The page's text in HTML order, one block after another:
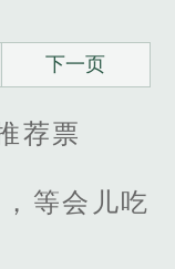
下一页
荐票
等会儿吃